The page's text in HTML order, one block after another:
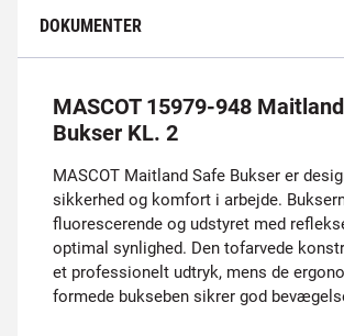
DOKUMENTER
MASCOT 15979-948
Bukser KL. 2
MASCOT Maitland Safe Bukser er
sikkerhed og komfort i arbejde.
fluorescerende og udstyret med
optimal synlighed. Den tofarvede
et professionelt udtryk, mens de
formede bukseben sikrer god